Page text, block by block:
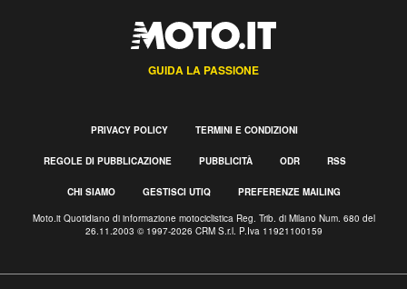
GUIDA LA PASSIONE
PRIVACY POLICY TERMINI E CONDIZIONI
REGOLE DI PUBBLICAZIONE PUBBLICITÀ ODR RSS
CHI SIAMO GESTISCI UTIQ PREFERENZE MAILING
Moto.it Quotidiano di informazione motociclistica Reg. Trib. di Milano Num. 680 del
26.11.2003 © 1997-2026 CRM S.r.l. P.Iva 11921100159